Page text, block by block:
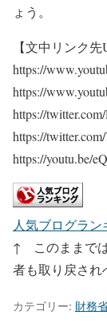
ょう。
【文中リンク先
https://
https://
https://
https://
https://youtu.be/
人気ブログラン
↑ このままで
者も取り戻され
カテゴリー: 財務